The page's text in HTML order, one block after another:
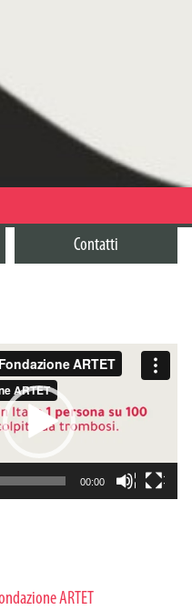
Contatti
00:00
ARTET